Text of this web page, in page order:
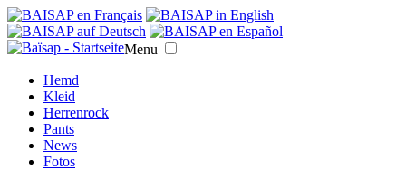
Menu
Hemd
Kleid
Herrenrock
Pants
News
Fotos